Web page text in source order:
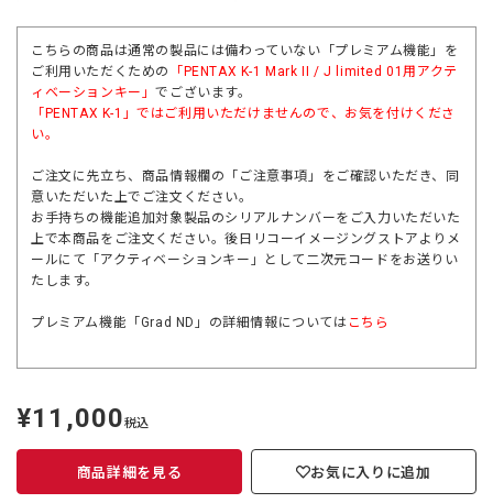
こちらの商品は通常の製品には備わっていない「プレミアム機能」を
ご利用いただくための
「 PENTAX K-1 Mark II / J limited 01用 アクテ
ィベーションキー」でございます。
「 PENTAX K-1 」ではご利用いただけませんので、お気を付けくださ
い。
ご注文に先立ち、商品情報欄の「ご注意事項」をご確認いただき、同
意いただいた上でご注文ください。
お手持ちの機能追加対象製品のシリアルナンバーをご入力いただいた
上で本商品をご注文ください。後日リコーイメージングストアよりメ
ールにて「アクティベーションキー」として二次元コードをお送りい
たします。
プレミアム機能「Grad ND」の詳細情報については こちら
定
価
¥11,000税込
商品詳細を見る お気に入りに追加